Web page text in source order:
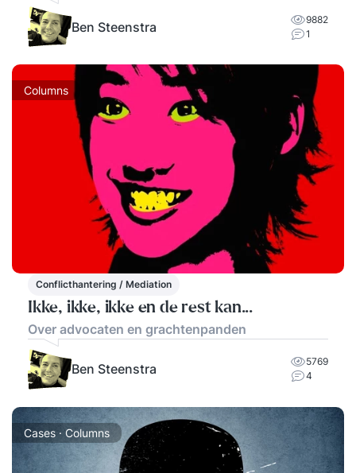
Ben Steenstra
9882
1
Columns
Conflicthantering / Mediation
Ikke, ikke, ikke en de rest kan...
Over advocaten en grachtenpanden
Ben Steenstra
5769
4
Cases · Columns